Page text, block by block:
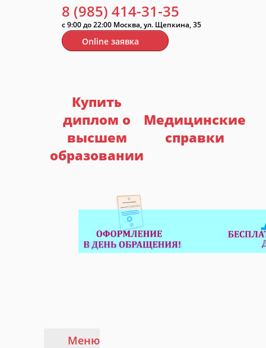
8 (985) 414-31-35
с 9:00 до 22:00 Москва, ул. Щепкина, 35
Online заявка
Купить
диплом о
высшем
образовании
Медицинские
справки
Меню